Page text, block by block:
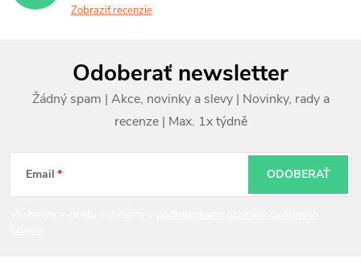
Zobraziť recenzie
ä
Odoberať newsletter
Email ODOBERAŤ